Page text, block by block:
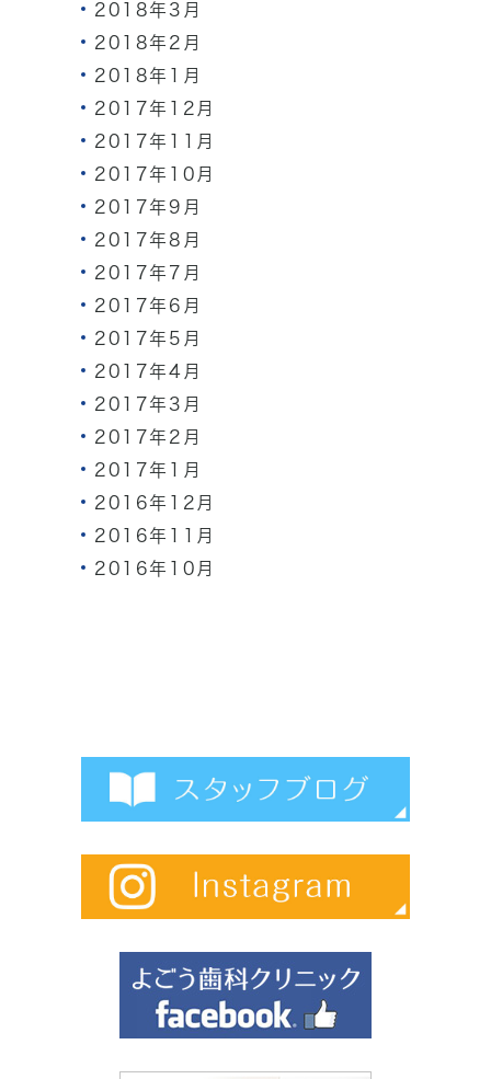
2018年3月
2018年2月
2018年1月
2017年12月
2017年11月
2017年10月
2017年9月
2017年8月
2017年7月
2017年6月
2017年5月
2017年4月
2017年3月
2017年2月
2017年1月
2016年12月
2016年11月
2016年10月